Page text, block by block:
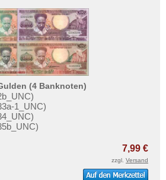
(4 Banknoten)
1_UNC)
7,99 €
zzgl. Versand